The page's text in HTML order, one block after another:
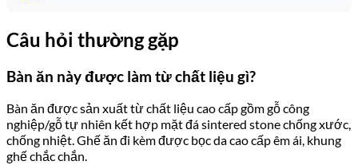
Câu hỏi thường gặp
Bàn ăn này được làm từ chất liệu gì?
Bàn ăn được sản xuất từ chất liệu cao cấp gồm gỗ công
nghiệp/gỗ tự nhiên kết hợp mặt đá sintered stone chống xước,
chống nhiệt. Ghế ăn đi kèm được bọc da cao cấp êm ái, khung
ghế chắc chắn.